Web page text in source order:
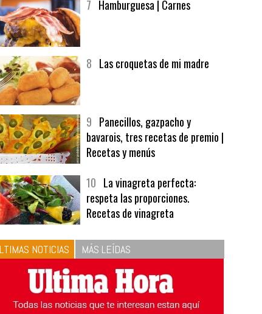
afuegolentoempleo.com
bavarois, tres recetas de premio |
Recetas y menús
respeta las proporciones.
Recetas de vinagreta
ÚLTIMAS NOTICIAS MÁS LEÍDAS